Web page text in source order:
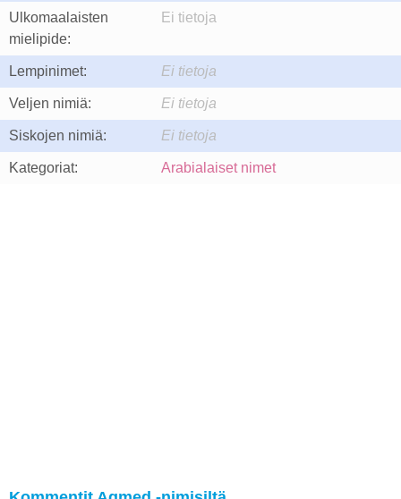
Ulkomaalaisten
mielipide:
Ei tietoja
Lempinimet: Ei tietoja
Veljen nimiä: Ei tietoja
Siskojen nimiä: Ei tietoja
Kategoriat: Arabialaiset nimet